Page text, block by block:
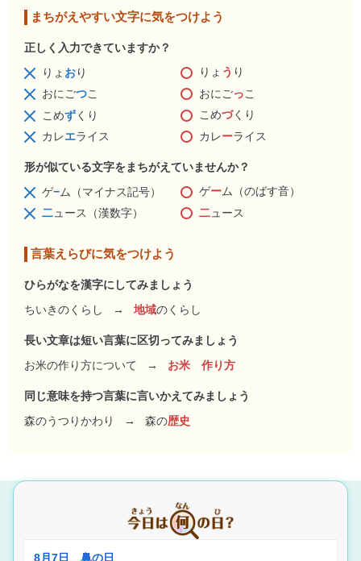
まちがえやすい文字に気をつけよう
正しく入力できていますか？
りょ おり りょ う り
おにごつこ おにごっこ
こめずくり こめづくり
カレエライス カレーライス
形が似ている文字をまちがえていませんか？
ゲ−ム（マイナス記号） ゲーム（のばす音）
二ュース（漢数字） 二ュース
言葉えらびに気をつけよう
ひらがなを漢字にしてみましょう
ちいきのくらし
→ 地域のくらし
長い文章は短い言葉に区切ってみましょう
お米の作り方について
→ お米 作り方
同じ意味を持つ言葉に言いかえてみましょう
森のうつりかわり
→ 森の歴史
8月7日 鼻の日